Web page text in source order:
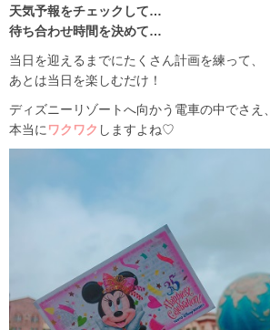
天気予報をチェックして…
待ち合わせ時間を決めて…
当日を迎えるまでにたくさん計画を練って、
あとは当日を楽しむだけ！
ディズニーリゾートへ向かう電車の中でさえ、
本当に ワクワク しますよね♡